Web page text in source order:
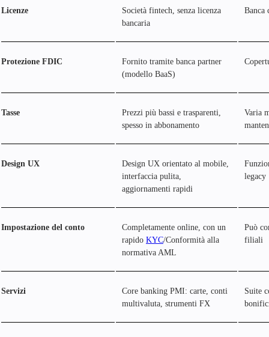
Licenze
Società fintech, senza licenza
bancaria
Banca
Protezione FDIC
Fornito tramite banca partner
(modello BaaS)
Tasse
Prezzi più bassi e trasparenti,
spesso in abbonamento
Varia
Design UX
Design UX orientato al mobile,
interfaccia pulita,
aggiornamenti rapidi
legacy
Impostazione del conto
Completamente online, con un
rapido KYC/Conformità alla
normativa AML
Può
filiali
Servizi
Core banking PMI: carte, conti
multivaluta, strumenti FX
Suite